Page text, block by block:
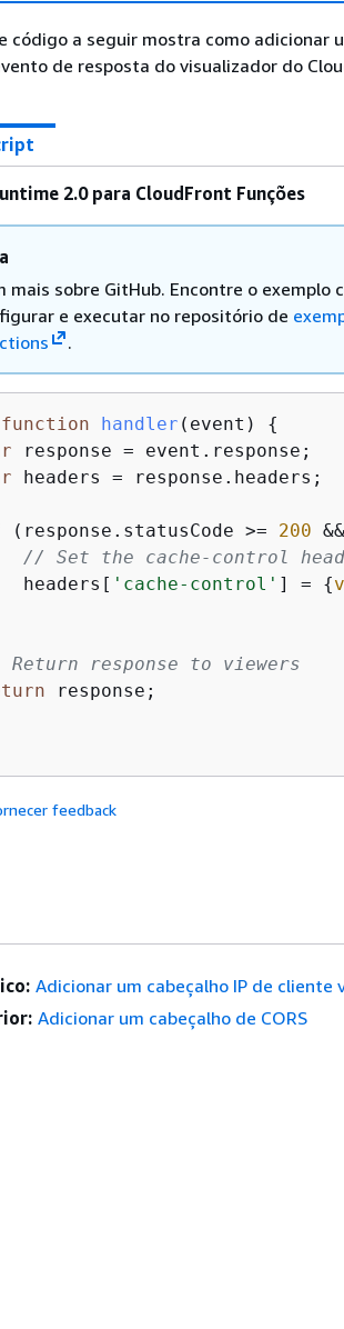
código a seguir mostra como adicionar
de resposta do visualizador do
2.0 para CloudFront Funções
mais sobre GitHub. Encontre o exemplo
e executar no repositório de
.
function handler ( event ) {
response = event.response;
headers = response.headers;
(response.statusCode >= 200
// Set the cache-control
headers[
'cache-control' ] = {
response to viewers
response;
feedback
Adicionar um cabeçalho IP de cliente
Adicionar um cabeçalho de CORS